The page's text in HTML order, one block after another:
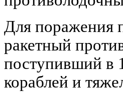
Для поражения
ракетный
поступивший в
кораблей и